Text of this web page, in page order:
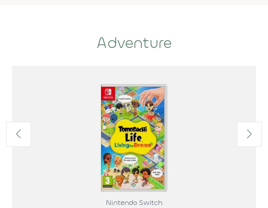
Adventure
Nintendo Switch